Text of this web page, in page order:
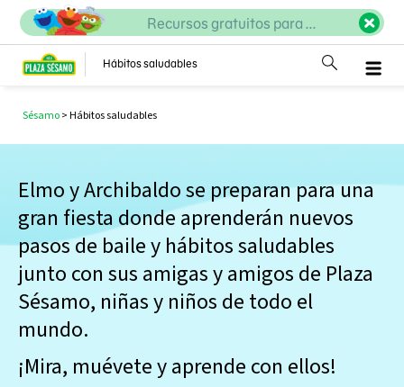
Recursos gratuitos para ...
Hábitos saludables
Sésamo>Hábitos saludables
Elmo y Archibaldo se preparan para una
gran fiesta donde aprenderán nuevos
pasos de baile y hábitos saludables
junto con sus amigas y amigos de Plaza
Sésamo, niñas y niños de todo el
mundo.
¡Mira, muévete y aprende con ellos!